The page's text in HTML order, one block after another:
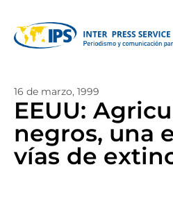
16 de marzo, 1999
EEUU:
negros, una
vías de